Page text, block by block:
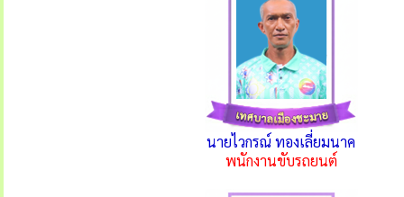
นายไวกรณ์ ทองเลี่ยมนาค
พนักงานขับรถยนต์